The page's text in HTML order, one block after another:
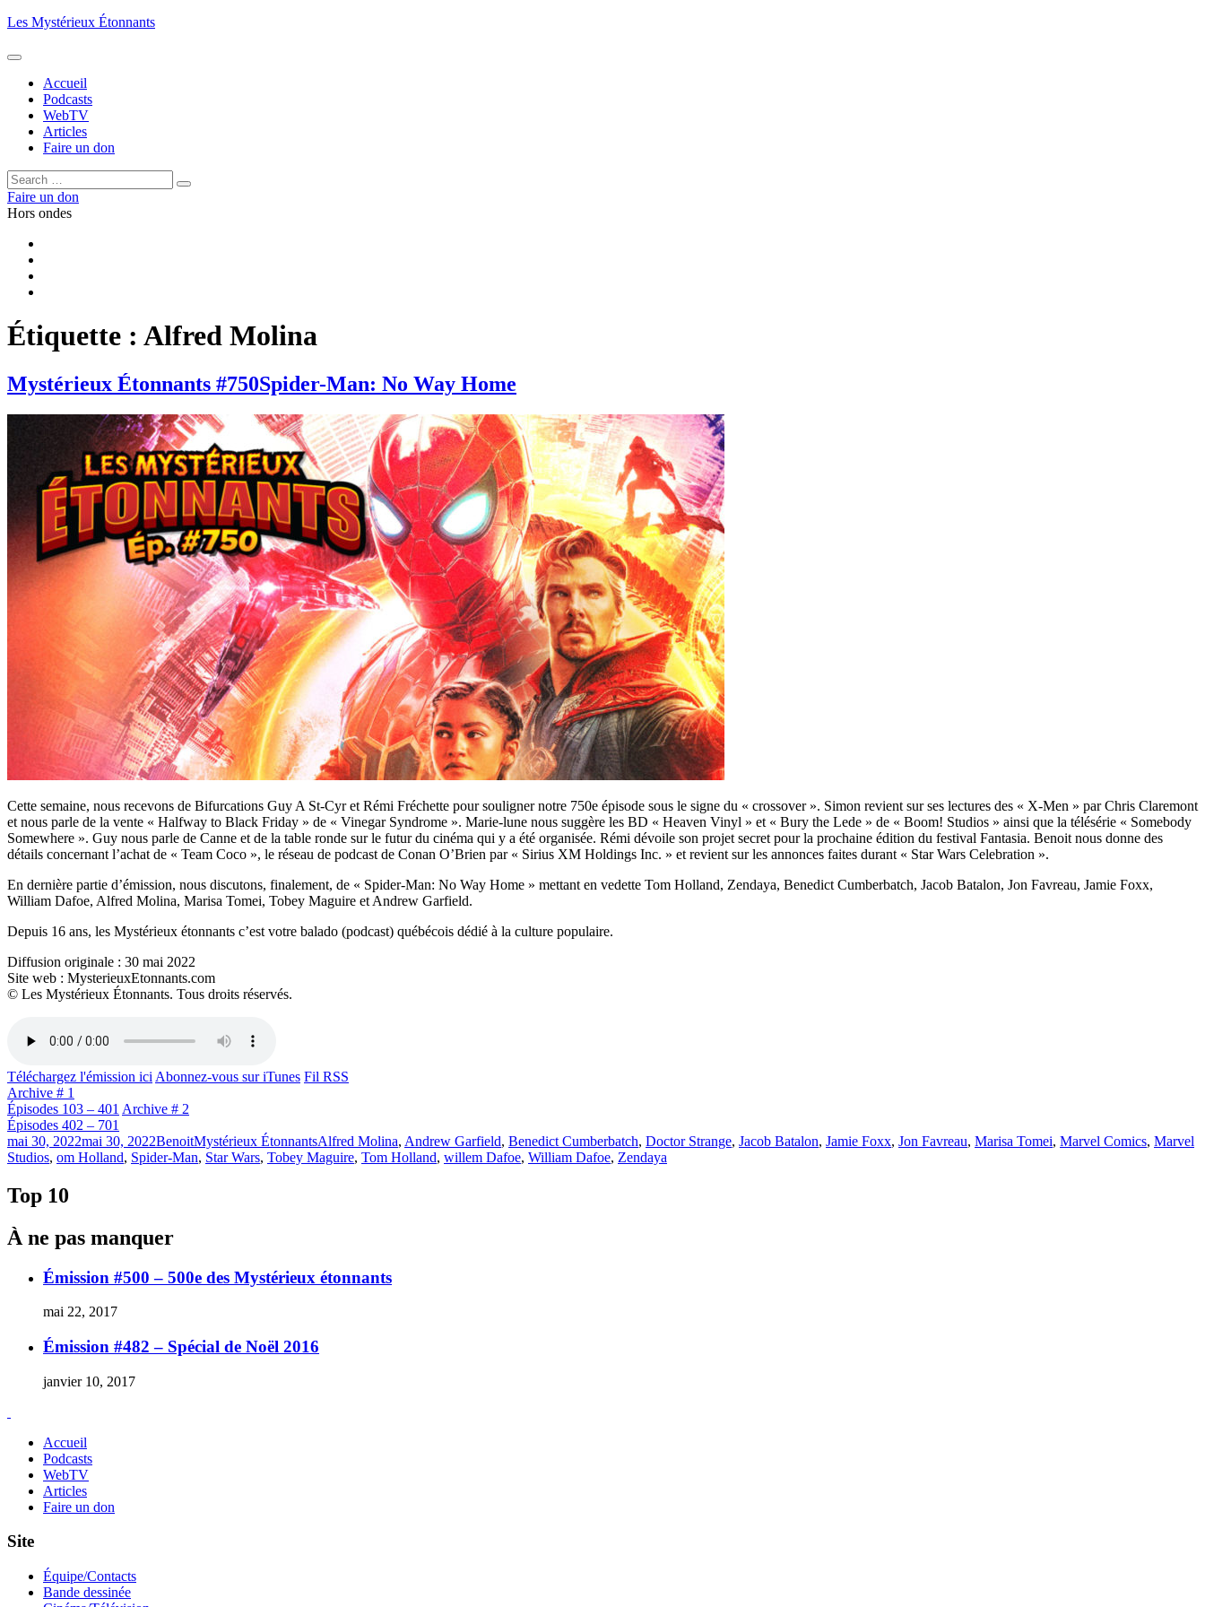
Aller
contenu
Les Mystérieux Étonnants
Accueil
Podcasts
WebTV
Articles
Faire un don
Rechercher :
Rechercher
Faire un don
Hors ondes
Étiquette : Alfred Molina
Mystérieux Étonnants #750Spider-Man: No Way Home
Cette semaine, nous recevons de Bifurcations Guy A St-Cyr et Rémi Fréchette pour souligner notre 750e épisode sous le signe du « crossover ». Simon revient sur ses lectures des « X-Men » par Chris Claremont
et nous parle de la vente « Halfway to Black Friday » de « Vinegar Syndrome ». Marie-lune nous suggère les BD « Heaven Vinyl » et « Bury the Lede » de « Boom! Studios » ainsi que la télésérie « Somebody
Somewhere ». Guy nous parle de Canne et de la table ronde sur le futur du cinéma qui y a été organisée. Rémi dévoile son projet secret pour la prochaine édition du festival Fantasia. Benoit nous donne des
détails concernant l’achat de « Team Coco », le réseau de podcast de Conan O’Brien par « Sirius XM Holdings Inc. » et revient sur les annonces faites durant « Star Wars Celebration ».
En dernière partie d’émission, nous discutons, finalement, de « Spider-Man: No Way Home » mettant en vedette Tom Holland, Zendaya, Benedict Cumberbatch, Jacob Batalon, Jon Favreau, Jamie Foxx,
William Dafoe, Alfred Molina, Marisa Tomei, Tobey Maguire et Andrew Garfield.
Depuis 16 ans, les Mystérieux étonnants c’est votre balado (podcast) québécois dédié à la culture populaire.
Diffusion originale : 30 mai 2022
Site web : MysterieuxEtonnants.com
© Les Mystérieux Étonnants. Tous droits réservés.
Téléchargez l'émission ici Abonnez-vous sur iTunes Fil RSS
Archive # 1
Épisodes 103 – 401 Archive # 2
Épisodes 402 – 701
Publié
le
mai 30, 2022mai 30, 2022BenoitCatégories
Mystérieux ÉtonnantsÉtiquettes
Alfred Molina, Andrew Garfield, Benedict Cumberbatch, Doctor Strange, Jacob Batalon, Jamie Foxx, Jon Favreau, Marisa Tomei, Marvel Comics, Marvel
Studios, om Holland, Spider-Man, Star Wars, Tobey Maguire, Tom Holland, willem Dafoe, William Dafoe, Zendaya
Top 10
À ne pas manquer
Émission #500 – 500e des Mystérieux étonnants
mai 22, 2017
Émission #482 – Spécial de Noël 2016
janvier 10, 2017
Accueil
Podcasts
WebTV
Articles
Faire un don
Site
Équipe/Contacts
Bande dessinée